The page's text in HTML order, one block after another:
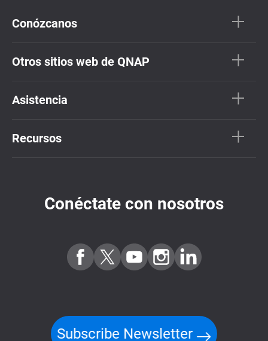
Conózcanos
Otros sitios web de QNAP
Asistencia
Recursos
Conéctate con nosotros
Subscribe Newsletter